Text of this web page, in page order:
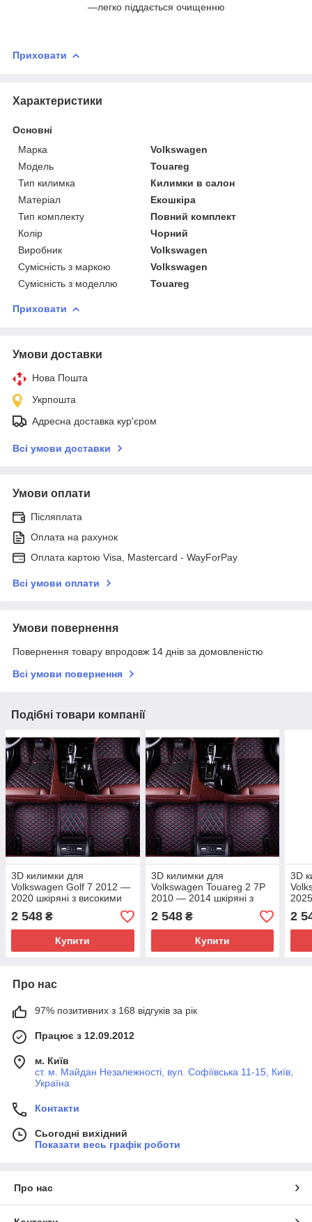
—легко піддається очищенню
Приховати
Характеристики
Основні
Марка
Volkswagen
Модель
Touareg
Тип килимка
Килимки в салон
Матеріал
Екошкіра
Тип комплекту
Повний комплект
Колір
Чорний
Виробник
Volkswagen
Сумісність з маркою
Volkswagen
Сумісність з моделлю
Touareg
Приховати
Умови доставки
Нова Пошта
Укрпошта
Адресна доставка кур'єром
Всі умови доставки
Умови оплати
Післяплата
Оплата на рахунок
Оплата картою Visa, Mastercard - WayForPay
Всі умови оплати
Умови повернення
Повернення товару впродовж 14 днів за домовленістю
Всі умови повернення
Подібні товари компанії
3D килимки для
Volkswagen Golf 7 2012 —
2020 шкіряні з високими
бортиками
2 548 ₴
Купити
3D килимки для
Volkswagen Touareg 2 7P
2010 — 2014 шкіряні з
високими бортиками
2 548₴
Купити
3D
2
Про нас
97% позитивних з 168 відгуків за рік
Працює з 12.09.2012
м. Київ
ст. м. Майдан Незалежності, вул. Софіївська 11-15, Київ,
Україна
Контакти
Сьогодні вихідний
Показати весь графік роботи
Про нас